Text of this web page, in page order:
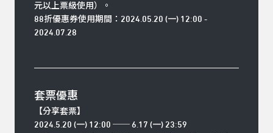
元以上票級使用）。
88折優惠券使用期間：2024.05.20 (一) 12:00 -
2024.07.28
套票優惠
【分享套票】
2024.5.20 (一) 12:00 ── 6.17 (一) 23:59